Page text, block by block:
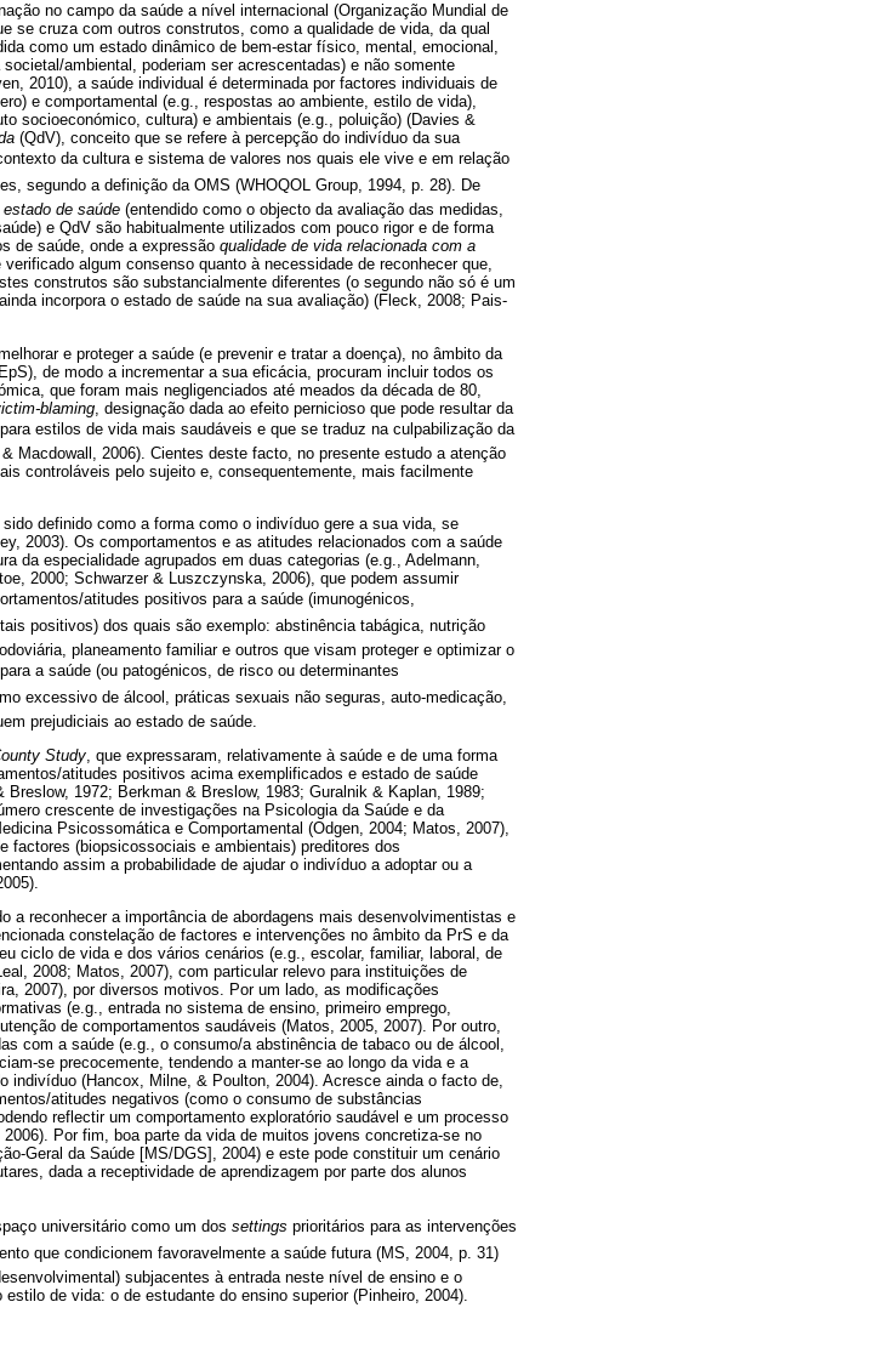
no campo da saúde a nível internacional (Organização Mundial de
se cruza com outros construtos, como a qualidade de vida, da qual
como um estado dinâmico de bem-estar físico, mental, emocional,
ambiental, poderiam ser acrescentadas) e não somente
2010), a saúde individual é determinada por factores individuais de
e comportamental (e.g., respostas ao ambiente, estilo de vida),
socioeconómico, cultura) e ambientais (e.g., poluição) (Davies &
(QdV), conceito que se refere à percepção do indivíduo da sua
da cultura e sistema de valores nos quais ele vive e em relação
segundo a definição da OMS (WHOQOL Group, 1994, p. 28). De
estado de saúde (entendido como o objecto da avaliação das medidas,
e QdV são habitualmente utilizados com pouco rigor e de forma
de saúde, onde a expressão qualidade de vida relacionada com a
algum consenso quanto à necessidade de reconhecer que,
construtos são substancialmente diferentes (o segundo não só é um
incorpora o estado de saúde na sua avaliação) (Fleck, 2008; Pais-
e proteger a saúde (e prevenir e tratar a doença), no âmbito da
de modo a incrementar a sua eficácia, procuram incluir todos os
que foram mais negligenciados até meados da década de 80,
blaming , designação dada ao efeito pernicioso que pode resultar da
estilos de vida mais saudáveis e que se traduz na culpabilização da
Macdowall, 2006). Cientes deste facto, no presente estudo a atenção
controláveis pelo sujeito e, consequentemente, mais facilmente
definido como a forma como o indivíduo gere a sua vida, se
2003). Os comportamentos e as atitudes relacionados com a saúde
da especialidade agrupados em duas categorias (e.g., Adelmann,
2000; Schwarzer & Luszczynska, 2006), que podem assumir
atitudes positivos para a saúde (imunogénicos,
positivos) dos quais são exemplo: abstinência tabágica, nutrição
planeamento familiar e outros que visam proteger e optimizar o
saúde (ou patogénicos, de risco ou determinantes
excessivo de álcool, práticas sexuais não seguras, auto-medicação,
prejudiciais ao estado de saúde.
Study , que expressaram, relativamente à saúde e de uma forma
atitudes positivos acima exemplificados e estado de saúde
1972; Berkman & Breslow, 1983; Guralnik & Kaplan, 1989;
crescente de investigações na Psicologia da Saúde e da
Psicossomática e Comportamental (Odgen, 2004; Matos, 2007),
(biopsicossociais e ambientais) preditores dos
assim a probabilidade de ajudar o indivíduo a adoptar ou a
a reconhecer a importância de abordagens mais desenvolvimentistas e
constelação de factores e intervenções no âmbito da PrS e da
ciclo de vida e dos vários cenários (e.g., escolar, familiar, laboral, de
2008; Matos, 2007), com particular relevo para instituições de
2007), por diversos motivos. Por um lado, as modificações
(e.g., entrada no sistema de ensino, primeiro emprego,
de comportamentos saudáveis (Matos, 2005, 2007). Por outro,
com a saúde (e.g., o consumo/a abstinência de tabaco ou de álcool,
se precocemente, tendendo a manter-se ao longo da vida e a
indivíduo (Hancox, Milne, & Poulton, 2004). Acresce ainda o facto de,
atitudes negativos (como o consumo de substâncias
reflectir um comportamento exploratório saudável e um processo
Por fim, boa parte da vida de muitos jovens concretiza-se no
Geral da Saúde [MS/DGS], 2004) e este pode constituir um cenário
dada a receptividade de aprendizagem por parte dos alunos
universitário como um dos  settings prioritários para as intervenções
que condicionem favoravelmente a saúde futura (MS, 2004, p. 31)
subjacentes à entrada neste nível de ensino e o
de vida: o de estudante do ensino superior (Pinheiro, 2004).